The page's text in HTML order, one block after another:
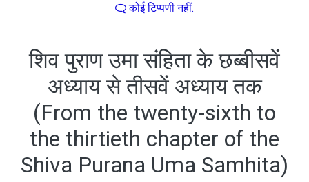
कोई टिप्पणी नहीं.
शिव पुराण उमा संहिता के छब्बीसवें
अध्याय से तीसवें अध्याय तक
(From the twenty-sixth to
the thirtieth chapter of the
Shiva Purana Uma Samhita)